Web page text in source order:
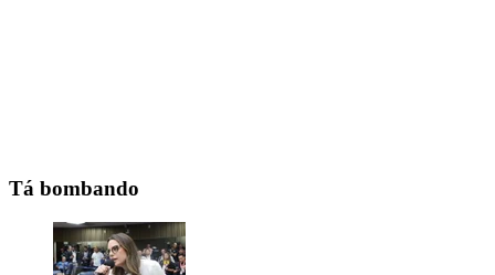
Tá bombando